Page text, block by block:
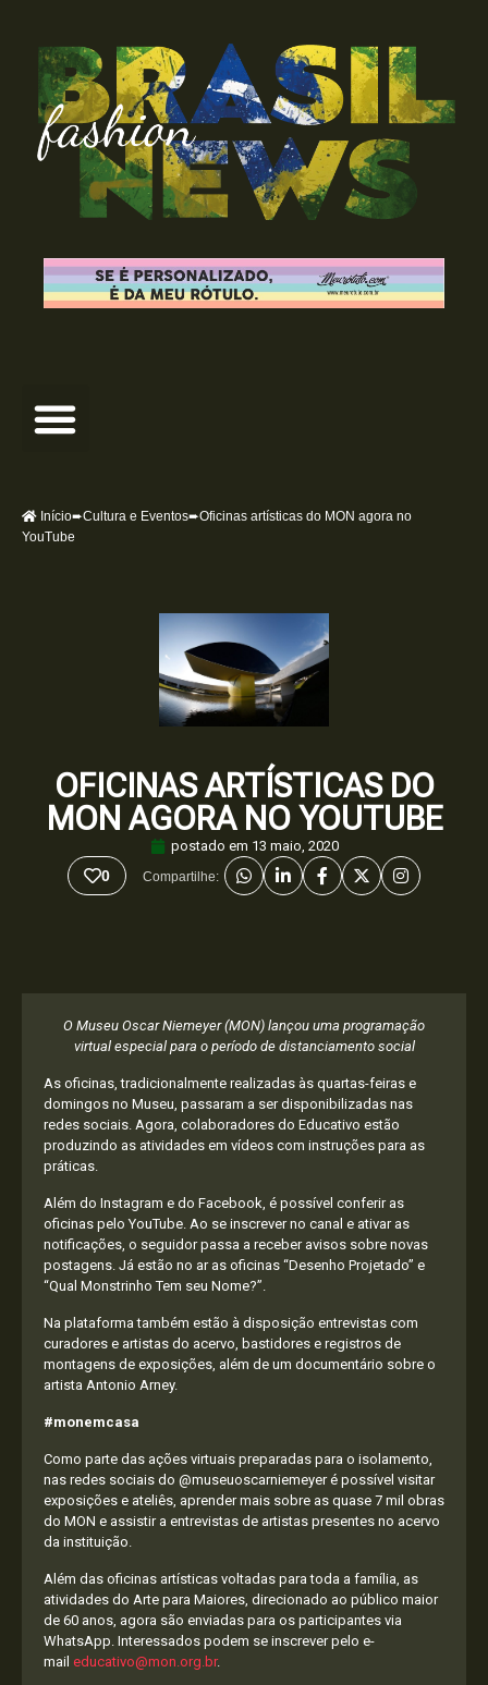
Início➨Cultura e Eventos➨Oficinas artísticas do MON agora no
YouTube
OFICINAS ARTÍSTICAS DO
MON AGORA NO YOUTUBE
postado em 13 maio, 2020
0 Compartilhe:
O Museu Oscar Niemeyer (MON) lançou uma programação
virtual especial para o período de distanciamento social
As oficinas, tradicionalmente realizadas às quartas-feiras e
domingos no Museu, passaram a ser disponibilizadas nas
redes sociais. Agora, colaboradores do Educativo estão
produzindo as atividades em vídeos com instruções para as
práticas.
Além do Instagram e do Facebook, é possível conferir as
oficinas pelo YouTube. Ao se inscrever no canal e ativar as
notificações, o seguidor passa a receber avisos sobre novas
postagens. Já estão no ar as oficinas “Desenho Projetado” e
“Qual Monstrinho Tem seu Nome?”.
Na plataforma também estão à disposição entrevistas com
curadores e artistas do acervo, bastidores e registros de
montagens de exposições, além de um documentário sobre o
artista Antonio Arney.
#monemcasa
Como parte das ações virtuais preparadas para o isolamento,
nas redes sociais do @museuoscarniemeyer é possível visitar
exposições e ateliês, aprender mais sobre as quase 7 mil obras
do MON e assistir a entrevistas de artistas presentes no acervo
da instituição.
Além das oficinas artísticas voltadas para toda a família, as
atividades do Arte para Maiores, direcionado ao público maior
de 60 anos, agora são enviadas para os participantes via
WhatsApp. Interessados podem se inscrever pelo e-
mail educativo@mon.org.br.